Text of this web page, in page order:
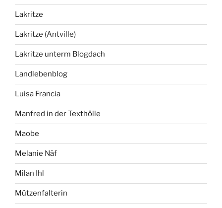
Lakritze
Lakritze (Antville)
Lakritze unterm Blogdach
Landlebenblog
Luisa Francia
Manfred in der Texthölle
Maobe
Melanie Näf
Milan Ihl
Mützenfalterin